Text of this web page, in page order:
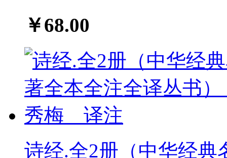
￥68.00
诗经.全2册（中华经典